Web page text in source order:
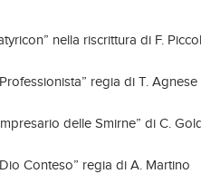
nella riscrittura di F.
regia di T. Agnese
delle Smirne” di C.
Conteso” regia di A. Martino